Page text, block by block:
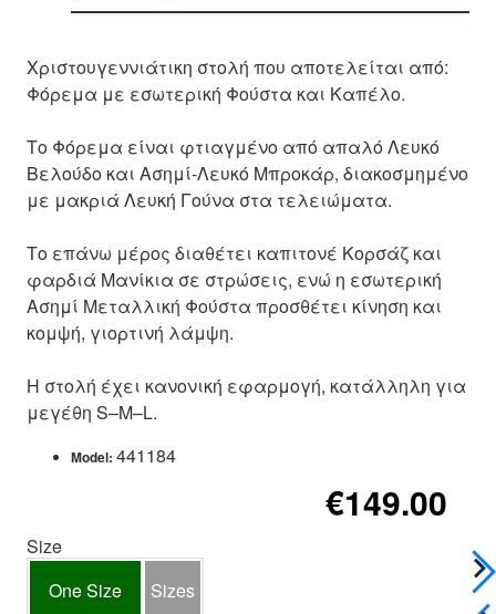
Χριστουγεννιάτικη στολή που αποτελείται από:
Φόρεμα με εσωτερική Φούστα και Καπέλο.
Το Φόρεμα είναι φτιαγμένο από απαλό Λευκό
Βελούδο και Ασημί-Λευκό Μπροκάρ, διακοσμημένο
με μακριά Λευκή Γούνα στα τελειώματα.
Το επάνω μέρος διαθέτει καπιτονέ Κορσάζ και
φαρδιά Μανίκια σε στρώσεις, ενώ η εσωτερική
Ασημί Μεταλλική Φούστα προσθέτει κίνηση και
κομψή, γιορτινή λάμψη.
Η στολή έχει κανονική εφαρμογή, κατάλληλη για
μεγέθη S–M–L.
Model: 441184
€149.00
Size
One Size
Sizes